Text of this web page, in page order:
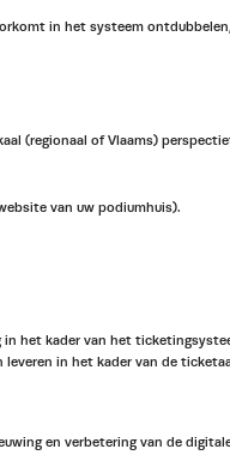
in het systeem
(regionaal of Vlaams)
van uw podiumhuis).
het kader van het
in het kader van de
en verbetering van de